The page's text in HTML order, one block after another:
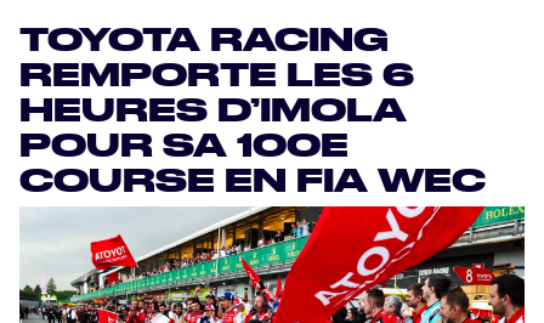
CALENDRIER
CLASSEMENTS
RÉSULTATS
LA GRILLE
OÙ REGARDER
TOYOTA RACING
REMPORTE LES 6
HEURES D’IMOLA
POUR SA 100E
COURSE EN FIA WEC